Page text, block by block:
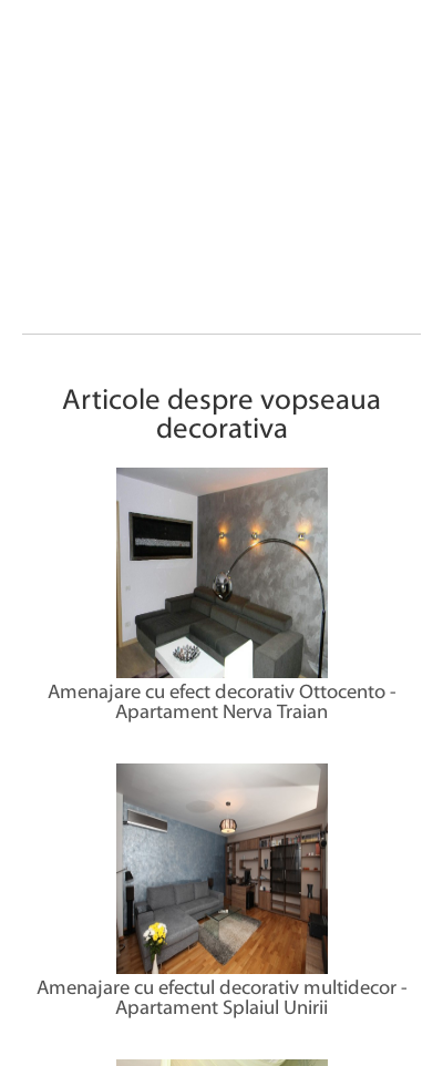
Articole despre vopseaua
decorativa
Amenajare cu efect decorativ Ottocento -
Apartament Nerva Traian
Amenajare cu efectul decorativ multidecor -
Apartament Splaiul Unirii